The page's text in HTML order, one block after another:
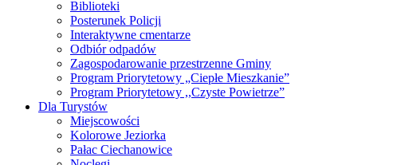
Biblioteki
Posterunek Policji
Interaktywne cmentarze
Odbiór odpadów
Zagospodarowanie przestrzenne Gminy
Program Priorytetowy „Ciepłe Mieszkanie”
Program Priorytetowy ,,Czyste Powietrze”
Dla Turystów
Miejscowości
Kolorowe Jeziorka
Pałac Ciechanowice